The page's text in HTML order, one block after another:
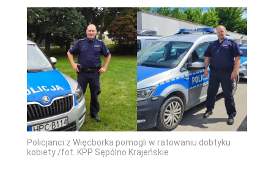
Policjanci z Więcborka pomogli w ratowaniu dobtyku
kobiety /fot. KPP Sępólno Krajeńskie